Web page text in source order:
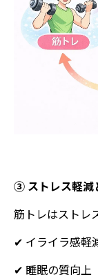
③ ストレス軽減
筋トレはストレ
✔ イライラ感軽
✔ 睡眠の質向上